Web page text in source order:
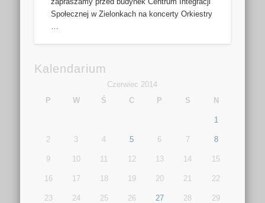
Społecznej w Zielonkach na koncerty Orkiestry
…
Kalendarium
Czerwiec 2014
P
W Ś C P S N
1
2 3 4 5 6 7 8
9 10 11 12 13 14 15
16 17 18 19 20 21 22
23 24 25 26 27 28 29